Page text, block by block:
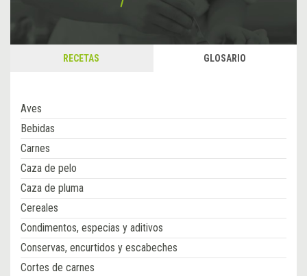
RECETAS GLOSARIO
Aves
Bebidas
Carnes
Caza de pelo
Caza de pluma
Cereales
Condimentos, especias y aditivos
Conservas, encurtidos y escabeches
Cortes de carnes